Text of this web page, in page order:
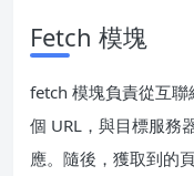
Fetch 模塊
fetch 模塊負責從互
個 URL，與目標服務
應。隨後，獲取到的